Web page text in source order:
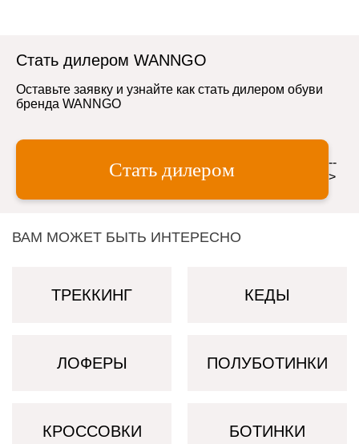
Стать дилером WANNGO
Оставьте заявку и узнайте как стать дилером обуви
бренда WANNGO
Стать дилером
--
>
ВАМ МОЖЕТ БЫТЬ ИНТЕРЕСНО
ТРЕККИНГ КЕДЫ
ЛОФЕРЫ ПОЛУБОТИНКИ
КРОССОВКИ БОТИНКИ